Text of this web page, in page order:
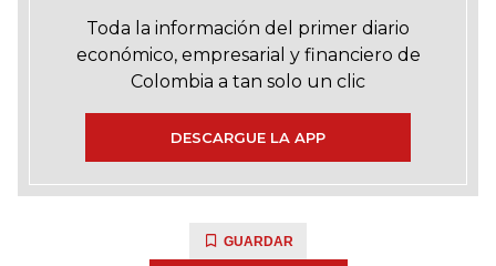
Toda la información del primer diario
económico, empresarial y financiero de
Colombia a tan solo un clic
DESCARGUE LA APP
GUARDAR